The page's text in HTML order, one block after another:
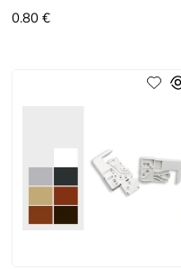
0.80 €